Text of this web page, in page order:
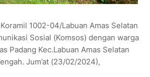
1002-04/Labuan Amas Selatan
Sosial (Komsos) dengan warga
Padang Kec.Labuan Amas Selatan
Jum’at (23/02/2024),